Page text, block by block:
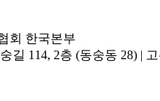
회 한국본부
길 114, 2층 (동숭동 28) |